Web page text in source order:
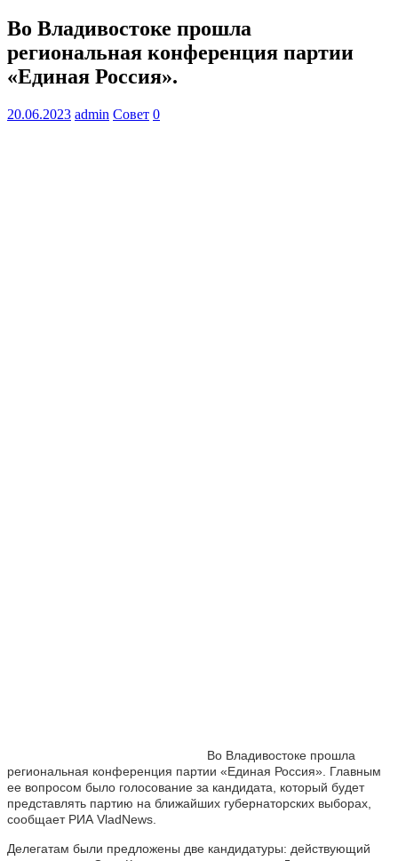
Во Владивостоке прошла
региональная конференция партии
«Единая Россия».
20.06.2023 admin Совет 0
Во Владивостоке прошла
региональная конференция партии «Единая Россия». Главным
ее вопросом было голосование за кандидата, который будет
представлять партию на ближайших губернаторских выборах,
сообщает РИА VladNews.
Делегатам были предложены две кандидатуры: действующий